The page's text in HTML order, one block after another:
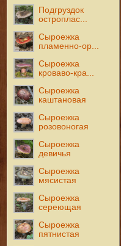
Подгруздок
остроплас...
Сыроежка
пламенно-ор...
Сыроежка
кроваво-кра...
Сыроежка
каштановая
Сыроежка
розовоногая
Сыроежка
девичья
Сыроежка
мясистая
Сыроежка
сереющая
Сыроежка
пятнистая